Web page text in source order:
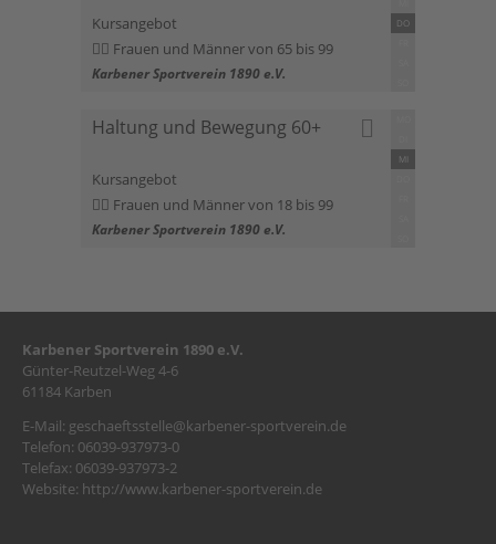
Kursangebot
Frauen und Männer von 65 bis 99
Karbener Sportverein 1890 e.V.
DO
Haltung und Bewegung 60+
Kursangebot
Frauen und Männer von 18 bis 99
Karbener Sportverein 1890 e.V.
MI
Karbener Sportverein 1890 e.V.
Günter-Reutzel-Weg 4-6
61184 Karben
E-Mail: geschaeftsstelle@karbener-sportverein.de
Telefon: 06039-937973-0
Telefax: 06039-937973-2
Website: http://www.karbener-sportverein.de